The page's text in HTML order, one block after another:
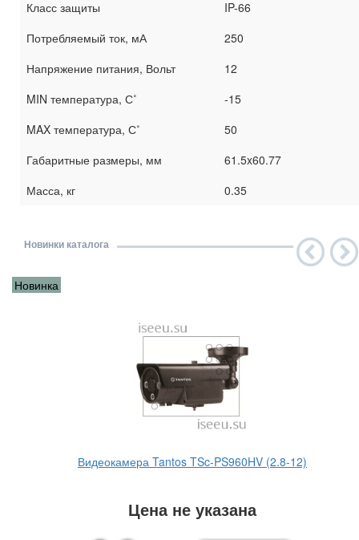
Класс защиты
IP-66
Потребляемый ток, мА
250
Напряжение питания, Вольт
12
MIN температура, С˚
-15
MAX температура, С˚
50
Габаритные размеры, мм
61.5x60.77
Масса, кг
0.35
Новинки каталога
Новинка
Видеокамера Tantos TSc-PS960HV (2.8-12)
Цена не указана